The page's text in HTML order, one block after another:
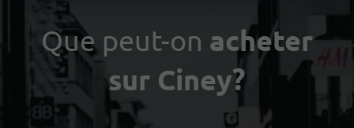
Choisir ma localisation
Que peut-on acheter
sur Ciney?